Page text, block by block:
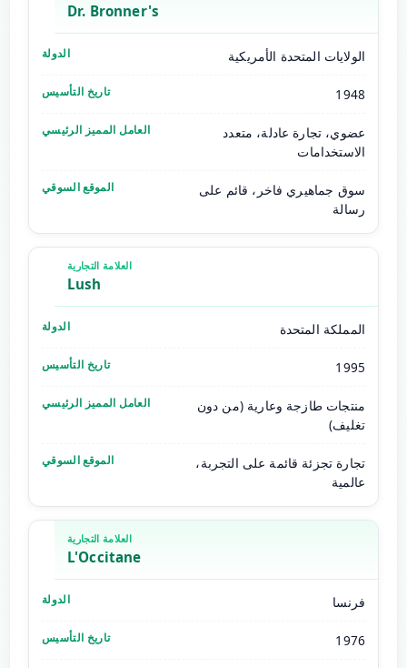
Dr. Bronner's
الولايات المتحدة الأمريكية
1948
عضوي، تجارة عادلة، متعدد
الاستخدامات
سوق جماهيري فاخر، قائم على
رسالة
Lush
المملكة المتحدة
1995
منتجات طازجة وعارية (من دون
تغليف)
تجارة تجزئة قائمة على التجربة،
عالمية
L'Occitane
فرنسا
1976